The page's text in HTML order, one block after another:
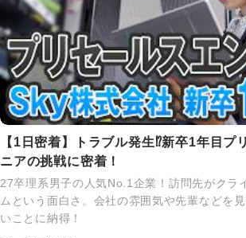
【1日密着】トラブル発生⁉新卒1年目プ
ニアの挑戦に密着！
27卒理系男子の人気No.1企業！訪問先がクラ
ムという面白さ。会社の雰囲気や先輩などを
いことに納得！